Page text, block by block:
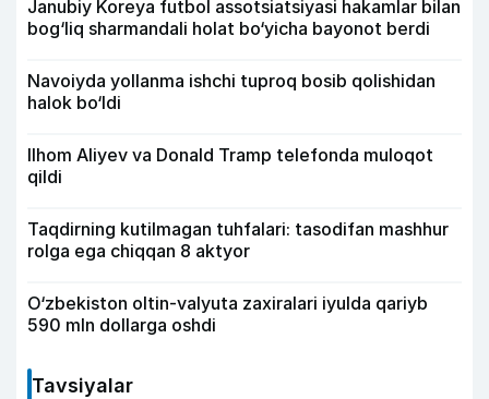
Janubiy Koreya futbol assotsiatsiyasi hakamlar bilan
bog‘liq sharmandali holat bo‘yicha bayonot berdi
Navoiyda yollanma ishchi tuproq bosib qolishidan
halok bo‘ldi
Ilhom Aliyev va Donald Tramp telefonda muloqot
qildi
Taqdirning kutilmagan tuhfalari: tasodifan mashhur
rolga ega chiqqan 8 aktyor
O‘zbekiston oltin-valyuta zaxiralari iyulda qariyb
590 mln dollarga oshdi
Tavsiyalar